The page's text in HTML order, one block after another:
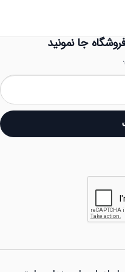
باشد.
ها
در
جا نمونید